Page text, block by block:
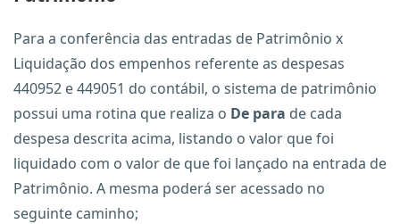
Para a conferência das entradas de Patrimônio x
Liquidação dos empenhos referente as despesas
440952 e 449051 do contábil, o sistema de patrimônio
possui uma rotina que realiza o De para de cada
despesa descrita acima, listando o valor que foi
liquidado com o valor de que foi lançado na entrada de
Patrimônio. A mesma poderá ser acessado no
seguinte caminho;